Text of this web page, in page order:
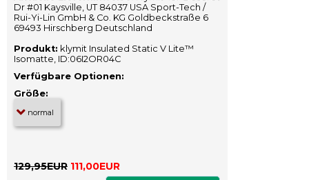
Dr #01 Kaysville, UT 84037 USA Sport-Tech /
Rui-Yi-Lin GmbH & Co. KG Goldbeckstraße 6
69493 Hirschberg Deutschland
Produkt: klymit Insulated Static V Lite™
Isomatte, ID:06I2OR04C
Verfügbare Optionen:
Größe:
129,95EUR 111,00EUR